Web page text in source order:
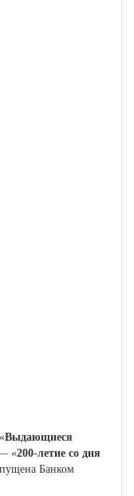
Выдающиеся
«200-летие со дня
Банком